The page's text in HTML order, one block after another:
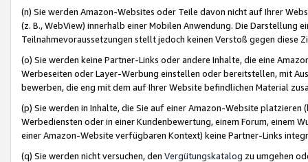
(n) Sie werden Amazon-Websites oder Teile davon nicht auf Ihrer
(z. B., WebView) innerhalb einer Mobilen Anwendung. Die Darstellung
Teilnahmevoraussetzungen stellt jedoch keinen Verstoß gegen diese
(o) Sie werden keine Partner-Links oder andere Inhalte, die eine
Werbeseiten oder Layer-Werbung einstellen oder bereitstellen, mit
bewerben, die eng mit dem auf Ihrer Website befindlichen Material
(p) Sie werden in Inhalte, die Sie auf einer Amazon-Website
Werbediensten oder in einer Kundenbewertung, einem Forum, einem
einer Amazon-Website verfügbaren Kontext) keine Partner-Links
(q) Sie werden nicht versuchen, den Vergütungskatalog zu umgehen